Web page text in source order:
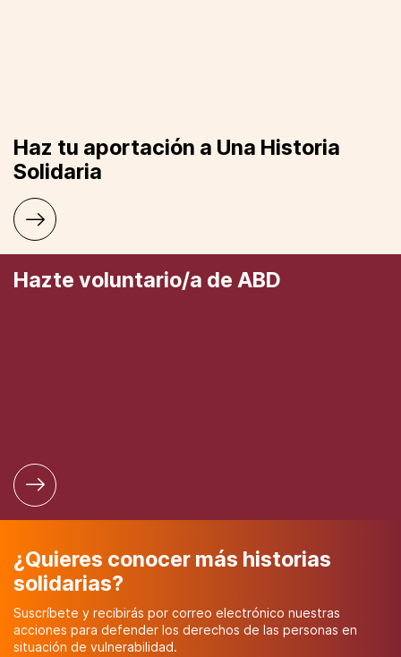
Haz tu aportación a Una Historia
Solidaria
Hazte voluntario/a de ABD
¿Quieres conocer más historias
solidarias?
Suscríbete y recibirás por correo electrónico nuestras
acciones para defender los derechos de las personas en
situación de vulnerabilidad.